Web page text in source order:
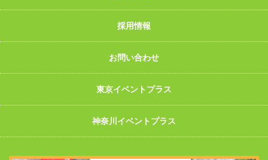
採用情報
お問い合わせ
東京イベントプラス
神奈川イベントプラス